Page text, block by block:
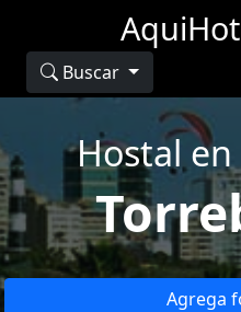
Buscar
Hostal
Agrega